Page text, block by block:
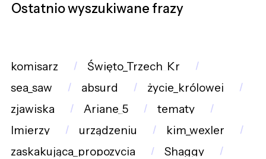
Ostatnio wyszukiwane frazy
komisarz
Święto_Trzech_Kr
sea_saw
absurd
życie_królowej
zjawiska
Ariane_5
tematy
Imierzy
urządzeniu
kim_wexler
zaskakująca_propozycja
Shaggy